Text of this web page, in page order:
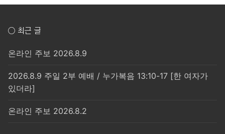
○ 최근 글
온라인 주보 2026.8.9
2026.8.9 주일 2부 예배 / 누가복음 13:10-17 [한 여자가
있더라]
온라인 주보 2026.8.2